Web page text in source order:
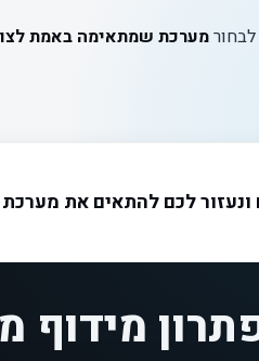
מערכת שמתאימה באמת
לכם להתאים את
מידוף